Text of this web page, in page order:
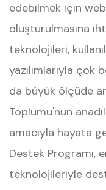
edebilmek için web
oluşturulmasına
teknolojileri,
yazılımlarıyla çok
da büyük ölçüde
Toplumu'nun
amacıyla hayata
Destek Programı,
teknolojileriyle